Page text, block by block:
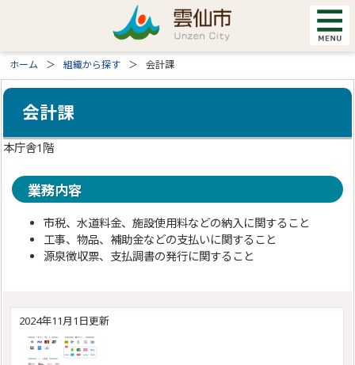
ホーム 組織から探す 会計課
会計課
本庁舎1階
業務内容
市税、水道料金、施設使用料などの納入に関すること
工事、物品、補助金などの支払いに関すること
源泉徴収票、支払調書の発行に関すること
2024年11月1日更新